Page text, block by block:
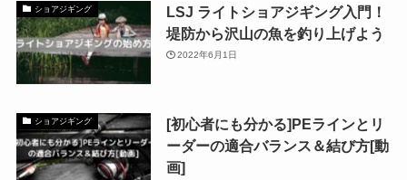
ショアジギング
LSJ ライトショアジギング入門！
堤防から沢山の魚を釣り上げよう
2022年6月1日
ショアジギング
[初心者にも分かる]PEラインとリ
ーダーの適合バランス＆結び方[動
画]